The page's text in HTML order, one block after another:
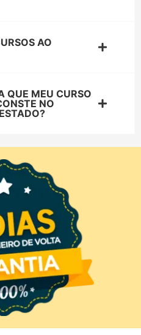
AO
QUE MEU CURSO
NO